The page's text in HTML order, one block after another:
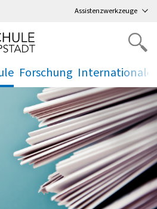
Assistenzwerkzeuge
Forschung
. .